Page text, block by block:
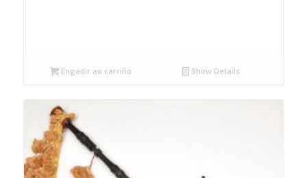
Engadir ao carriño Show Details